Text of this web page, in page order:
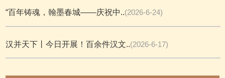
“百年铸魂，翰墨春城——庆祝中..(2026-6-24)
汉并天下丨今日开展！百余件汉文..(2026-6-17)